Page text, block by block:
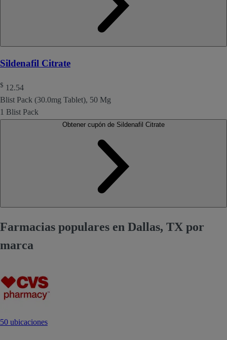
Sildenafil Citrate
$ 12.54
Blist Pack (30.0mg Tablet), 50 Mg
1 Blist Pack
Farmacias populares en Dallas, TX por
marca
50 ubicaciones